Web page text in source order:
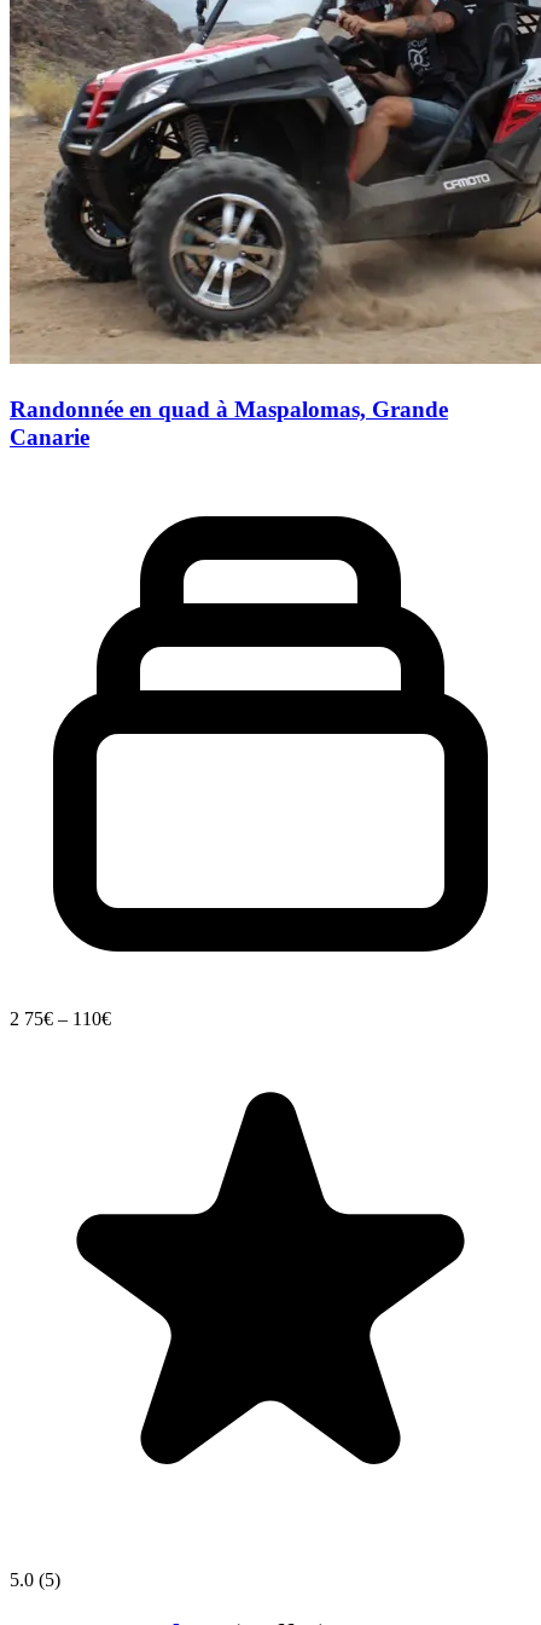
Randonnée en quad à Maspalomas, Grande
Canarie
2 75€ – 110€
5.0 (5)